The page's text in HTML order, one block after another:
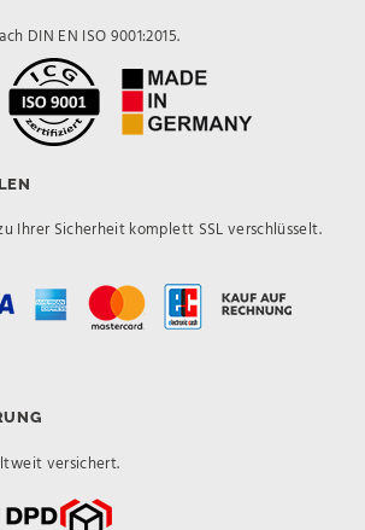
DIN EN ISO 9001:2015.
Ihrer Sicherheit komplett SSL verschlüsselt.
versichert.